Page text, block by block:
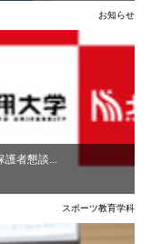
お知らせ
護者懇談...
スポーツ教育学科